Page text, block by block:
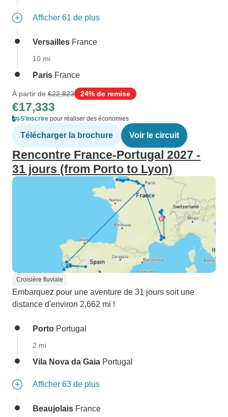
Afficher 61 de plus
Versailles France
10 mi
Paris France
À partir de €22,823 24% de remise
€17,333
S'inscrire pour réaliser des économies
Télécharger la brochure Voir le circuit
Rencontre France-Portugal 2027 -
31 jours (from Porto to Lyon)
Croisière fluviale
Embarquez pour une aventure de 31 jours soit une
distance d'environ 2,662 mi !
Porto Portugal
2 mi
Vila Nova da Gaia Portugal
Afficher 63 de plus
Beaujolais France